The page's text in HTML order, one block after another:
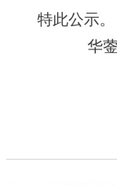
特此公示。
华